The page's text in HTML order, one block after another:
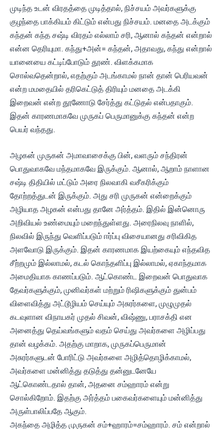
முடிந்த உடன் விரதத்தை முடித்தால், நிச்சயம் அவர்களுக்கு
குழந்தை பாக்கியம் கிட்டும் என்பது நிச்சயம். மனதை அடக்கும்
கந்தன் கந்த சஷ்டி விரதம் எல்லாம் சரி, ஆனால் கந்தன் என்றால்
என்ன தெரியுமா. கந்து+அன்= கந்தன், அதாவது, கந்து என்றால்
யானையை கட்டிப்போடும் தூண். விளக்கமாக
சொல்வதென்றால், எதற்கும் அடங்காமல் நான் தான் பெரியவன்
என்ற மமதையில் தரிகெட்டுத் திரியும் மனதை அடக்கி
இறைவன் என்ற தூணோடு சேர்த்து கட்டுதல் என்பதாகும்.
இதன் காரணமாகவே முருகப் பெருமானுக்கு கந்தன் என்ற
பெயர் வந்தது.
அழகன் முருகன் அமாவாசைக்கு பின், வளரும் சந்திரன்
பொதுவாகவே மந்தமாகவே இருக்கும். ஆனால், ஆறாம் நாளான
சஷ்டி திதியில் மட்டும் அரை நிலவாகி வசீகரிக்கும்
தோற்றத்துடன் இருக்கும். அது சரி முருகன் என்றைக்கும்
அழியாத அழகன் என்பது தானே அர்த்தம். இதில் இன்னொரு
அறிவியல் உண்மையும் மறைந்துள்ளது. அரைநிலவு நாளில்,
நிலவில் இருந்து வெளிப்படும் ஈர்ப்பு விசையானது சரிவிகித
அளவோடு இருக்கும். இதன் காரணமாக இயற்கையும் எந்தவித
சீற்றமும் இல்லாமல், கடல் கொந்தளிப்பு இல்லாமல், ஏகாந்தமாக
அமைதியாக காணப்படும். ஆட்கொண்ட இறைவன் பொதுவாக
தேவர்களுக்கும், முனிவர்கள் மற்றும் ரிஷிகளுக்கும் துன்பம்
விளைவித்து அட்டூழியம் செய்யும் அசுரர்களை, முழுமுதல்
கடவுளான விநாயகர் முதல் சிவன், விஷ்ணு, பராசக்தி என
அனைத்து தெய்வங்களும் வதம் செய்து அவர்களை அழிப்பது
தான் வழக்கம். அதற்கு மாறாக, முருகப்பெருமான்
அசுரர்களுடன் போரிட்டு அவர்களை அழித்தொழிக்காமல்,
அவர்களை மன்னித்து தடுத்து தன்னுடனேயே
ஆட்கொண்டதால் தான், அதனை சம்ஹாரம் என்று
சொல்கிறோம். இதற்கு அர்த்தம் பகைவர்களையும் மன்னித்து
அருள்பாலிப்பதே ஆகும்.
அகந்தை அழித்த முருகன் சம்+ஹாரம்=சம்ஹாரம். சம் என்றால்